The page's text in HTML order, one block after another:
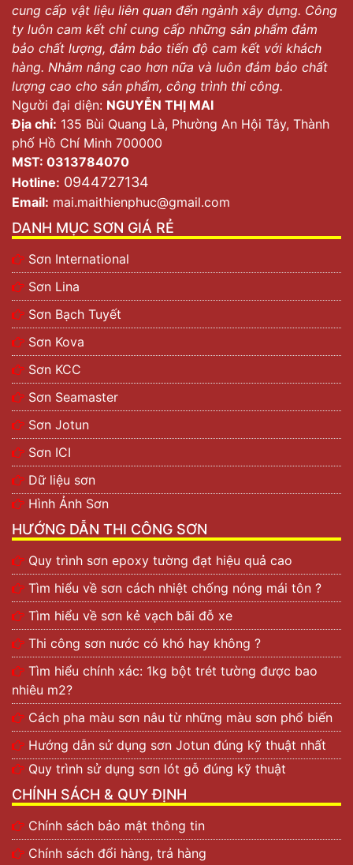
cung cấp vật liệu liên quan đến ngành xây dựng. Công
ty luôn cam kết chỉ cung cấp những sản phẩm đảm
bảo chất lượng, đảm bảo tiến độ cam kết với khách
hàng. Nhằm nâng cao hơn nữa và luôn đảm bảo chất
lượng cao cho sản phẩm, công trình thi công.
Người đại diện: NGUYỄN THỊ MAI
Địa chỉ: 135 Bùi Quang Là, Phường An Hội Tây, Thành
phố Hồ Chí Minh 700000
MST: 0313784070
Hotline: 0944727134
Email: mai.maithienphuc@gmail.com
DANH MỤC SƠN GIÁ RẺ
Sơn International
Sơn Lina
Sơn Bạch Tuyết
Sơn Kova
Sơn KCC
Sơn Seamaster
Sơn Jotun
Sơn ICI
Dữ liệu sơn
Hình Ảnh Sơn
HƯỚNG DẪN THI CÔNG SƠN
Quy trình sơn epoxy tường đạt hiệu quả cao
Tìm hiểu về sơn cách nhiệt chống nóng mái tôn ?
Tìm hiểu về sơn kẻ vạch bãi đỗ xe
Thi công sơn nước có khó hay không ?
Tìm hiểu chính xác: 1kg bột trét tường được bao
nhiêu m2?
Cách pha màu sơn nâu từ những màu sơn phổ biến
Hướng dẫn sử dụng sơn Jotun đúng kỹ thuật nhất
Quy trình sử dụng sơn lót gỗ đúng kỹ thuật
CHÍNH SÁCH & QUY ĐỊNH
Chính sách bảo mật thông tin
Chính sách đổi hàng, trả hàng